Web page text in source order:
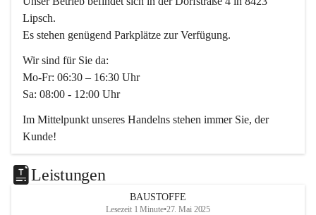
Lipsch.
Es stehen genügend Parkplätze zur Verfügung.
Wir sind für Sie da:
Mo-Fr: 06:30 – 16:30 Uhr
Sa: 08:00 - 12:00 Uhr
Im Mittelpunkt unseres Handelns stehen immer Sie, der
Kunde!
Das Team ist freundlich, motiviert und bestens geschult in
den Bereichen
Beratung, Lager sowie Transport. Für alle Ihre Anliegen
finden wir eine individuelle Lösung.
Leistungen
BAUSTOFFE
Lesezeit 1 Minute•27. Mai 2025